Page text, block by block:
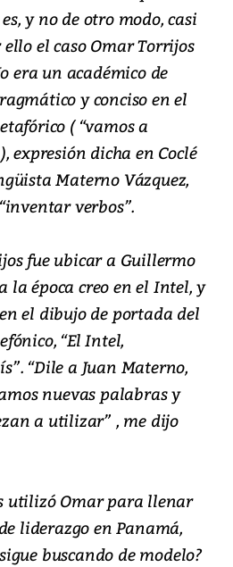
y no de otro modo, casi
ello el caso Omar Torrijos
era un académico de
y conciso en el
( “vamos a
expresión dicha en Coclé
Materno Vázquez,
verbos”.
fue ubicar a Guillermo
la época creo en el Intel, y
el dibujo de portada del
“El Intel,
“Dile a Juan Materno,
nuevas palabras y
a utilizar” , me dijo
utilizó Omar para llenar
liderazgo en Panamá,
buscando de modelo?